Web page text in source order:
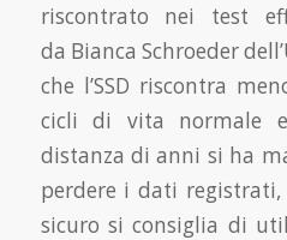
riscontrato nei test
da Bianca Schroeder
che l’SSD riscontra
cicli di vita normale
distanza di anni si ha
perdere i dati
sicuro si consiglia di